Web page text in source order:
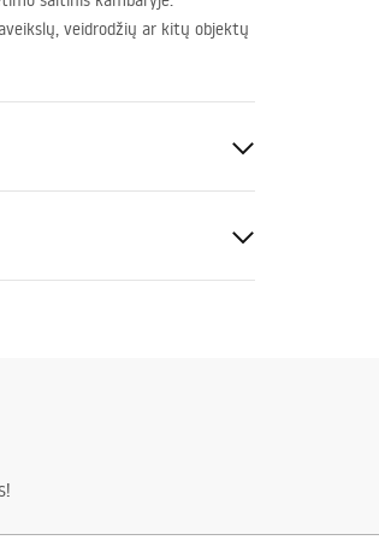
veidrodžių ar kitų objektų
šaltinis